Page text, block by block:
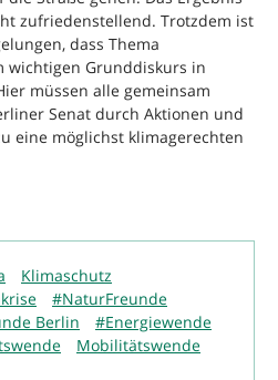
zufriedenstellend. Trotzdem ist
dass Thema
wichtigen Grunddiskurs in
müssen alle gemeinsam
Senat durch Aktionen und
eine möglichst klimagerechten
Klimaschutz
#NaturFreunde
Berlin
#Energiewende
Mobilitätswende